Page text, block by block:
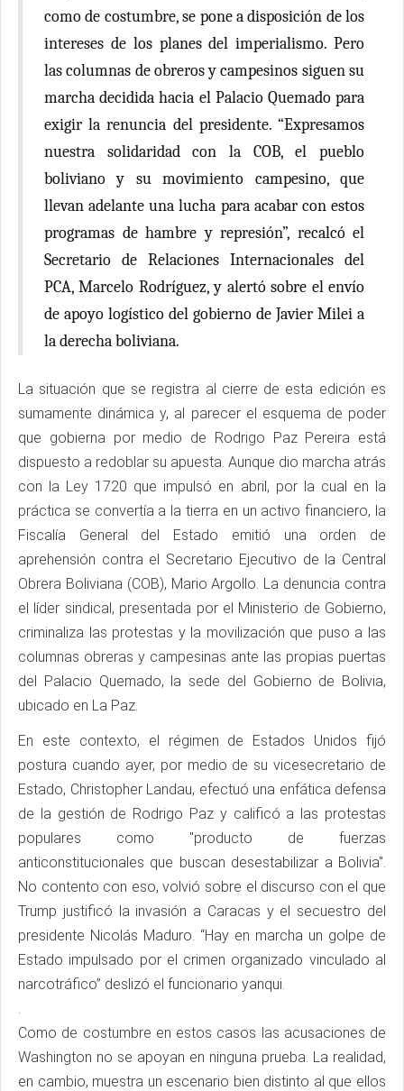
como de costumbre, se pone a disposición de los
intereses de los planes del imperialismo. Pero
las columnas de obreros y campesinos siguen su
marcha decidida hacia el Palacio Quemado para
exigir la renuncia del presidente. “Expresamos
nuestra solidaridad con la COB, el pueblo
boliviano y su movimiento campesino, que
llevan adelante una lucha para acabar con estos
programas de hambre y represión”, recalcó el
Secretario de Relaciones Internacionales del
PCA, Marcelo Rodríguez, y alertó sobre el envío
de apoyo logístico del gobierno de Javier Milei a
la derecha boliviana.
La situación que se registra al cierre de esta edición es
sumamente dinámica y, al parecer el esquema de poder
que gobierna por medio de Rodrigo Paz Pereira está
dispuesto a redoblar su apuesta. Aunque dio marcha atrás
con la Ley 1720 que impulsó en abril, por la cual en la
práctica se convertía a la tierra en un activo financiero, la
Fiscalía General del Estado emitió una orden de
aprehensión contra el Secretario Ejecutivo de la Central
Obrera Boliviana (COB), Mario Argollo. La denuncia contra
el líder sindical, presentada por el Ministerio de Gobierno,
criminaliza las protestas y la movilización que puso a las
columnas obreras y campesinas ante las propias puertas
del Palacio Quemado, la sede del Gobierno de Bolivia,
ubicado en La Paz.
En este contexto, el régimen de Estados Unidos fijó
postura cuando ayer, por medio de su vicesecretario de
Estado, Christopher Landau, efectuó una enfática defensa
de la gestión de Rodrigo Paz y calificó a las protestas
populares como "producto de fuerzas
anticonstitucionales que buscan desestabilizar a Bolivia".
No contento con eso, volvió sobre el discurso con el que
Trump justificó la invasión a Caracas y el secuestro del
presidente Nicolás Maduro. “Hay en marcha un golpe de
Estado impulsado por el crimen organizado vinculado al
narcotráfico” deslizó el funcionario yanqui.
Como de costumbre en estos casos las acusaciones de
Washington no se apoyan en ninguna prueba. La realidad,
en cambio, muestra un escenario bien distinto al que ellos